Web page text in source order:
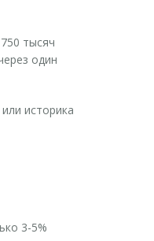
тысяч
один
историка
3-5%